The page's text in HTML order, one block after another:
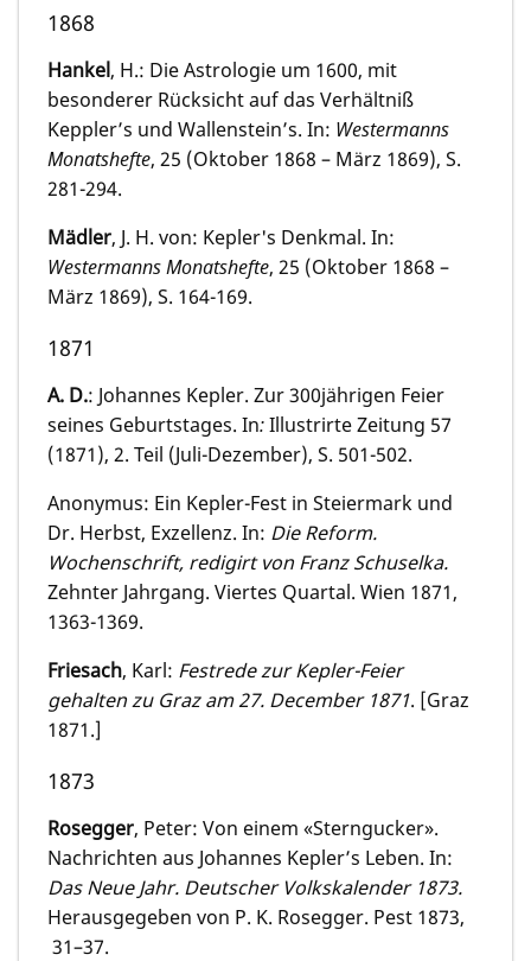
1868
Hankel, H.: Die Astrologie um 1600, mit
besonderer Rücksicht auf das Verhältniß
Keppler’s und Wallenstein’s. In: Westermanns
Monatshefte, 25 (Oktober 1868 – März 1869), S.
281-294.
Mädler, J. H. von: Kepler's Denkmal. In:
Westermanns Monatshefte, 25 (Oktober 1868 –
März 1869), S. 164-169.
1871
A. D.: Johannes Kepler. Zur 300jährigen Feier
seines Geburtstages. In:Illustrirte Zeitung 57
(1871), 2. Teil (Juli-Dezember), S. 501-502.
Anonymus: Ein Kepler-Fest in Steiermark und
Dr. Herbst, Exzellenz. In: Die Reform.
Wochenschrift, redigirt von Franz Schuselka.
Zehnter Jahrgang. Viertes Quartal. Wien 1871,
1363-1369.
Friesach, Karl: Festrede zur Kepler-Feier
gehalten zu Graz am 27. December 1871. [Graz
1871.]
1873
Rosegger, Peter: Von einem «Sterngucker».
Nachrichten aus Johannes Kepler’s Leben. In:
Das Neue Jahr. Deutscher Volkskalender 1873.
Herausgegeben von P. K. Rosegger. Pest 1873,
31–37.